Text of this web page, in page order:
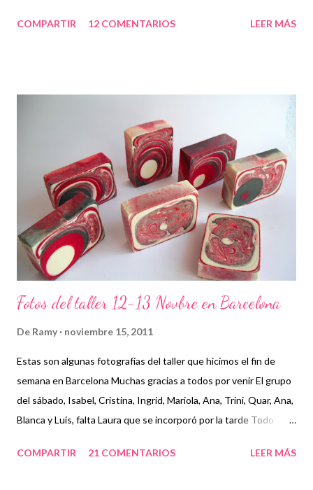
COMPARTIR 12 COMENTARIOS LEER MÁS
Fotos del taller 12-13 Novbre en Barcelona
De Ramy noviembre 15, 2011
Estas son algunas fotografías del taller que hicimos el fin de
semana en Barcelona Muchas gracias a todos por venir El grupo
del sábado, Isabel, Cristina, Ingrid, Mariola, Ana, Trini, Quar, Ana,
Blanca y Luis, falta Laura que se incorporó por la tarde Todo
primero un poco de teórica para tener claro lo que tenemos que
COMPARTIR 21 COMENTARIOS LEER MÁS